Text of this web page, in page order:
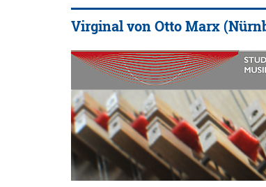
Virginal von Otto Marx